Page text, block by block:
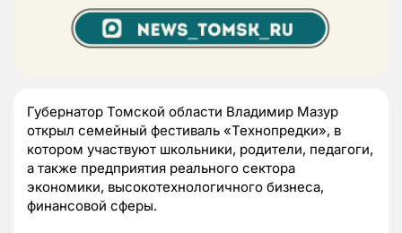
Губернатор Томской области Владимир Мазур
открыл семейный фестиваль «Технопредки», в
котором участвуют школьники, родители, педагоги,
а также предприятия реального сектора
экономики, высокотехнологичного бизнеса,
финансовой сферы.